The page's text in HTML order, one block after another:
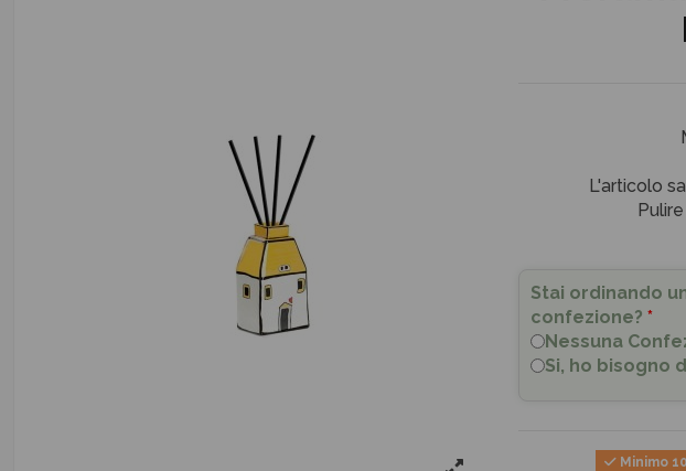
L'articolo
Stai ordinando
confezione? *
Nessuna
Si, ho bisogno
Minimo